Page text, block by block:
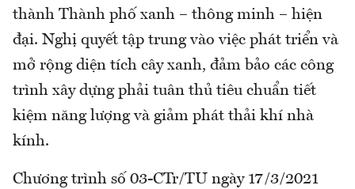
thành Thành phố xanh – thông minh – hiện
đại. Nghị quyết tập trung vào việc phát triển và
mở rộng diện tích cây xanh, đảm bảo các công
trình xây dựng phải tuân thủ tiêu chuẩn tiết
kiệm năng lượng và giảm phát thải khí nhà
kính.
Chương trình số 03-CTr/TU ngày 17/3/2021